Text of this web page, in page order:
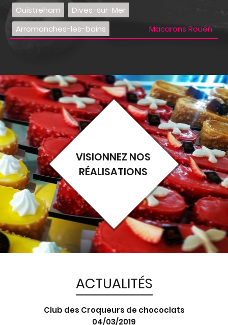
Ouistreham
Dives-sur-Mer
Arromanches-les-bains
Macarons Rouen
VISIONNEZ NOS
RÉALISATIONS
ACTUALITÉS
Club des Croqueurs de chococlats
04/03/2019